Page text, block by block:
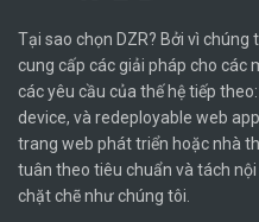
Tại sao chọn DZR? Bởi vì
cung cấp các giải pháp cho các
các yêu cầu của thế hệ tiếp
device, và redeployable web
trang web phát triển hoặc nhà
tuân theo tiêu chuẩn và tách
chặt chẽ như chúng tôi.